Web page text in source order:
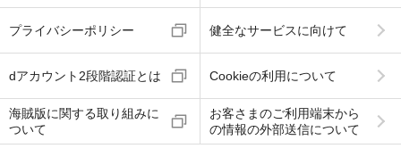
プライバシーポリシー 健全なサービスに向けて
dアカウント2段階認証とは Cookieの利用について
海賊版に関する取り組みに
ついて
お客さまのご利用端末から
の情報の外部送信について